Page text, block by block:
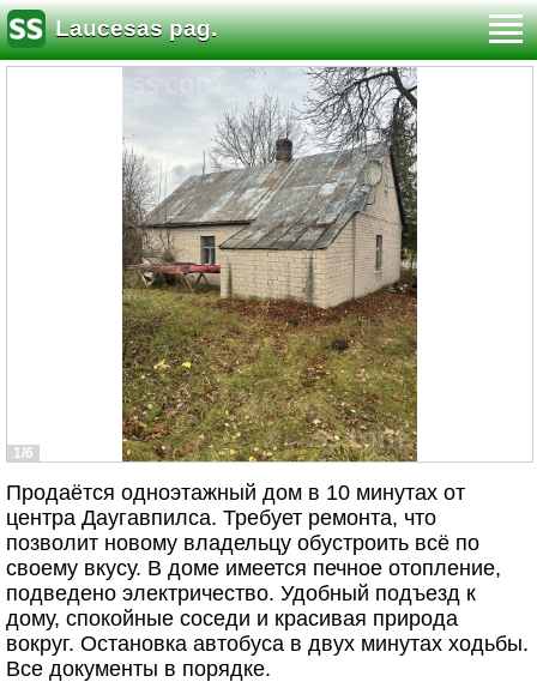
Laucesas pag.
1/6
Продаётся одноэтажный дом в 10 минутах от
центра Даугавпилса. Требует ремонта, что
позволит новому владельцу обустроить всё по
своему вкусу. В доме имеется печное отопление,
подведено электричество. Удобный подъезд к
дому, спокойные соседи и красивая природа
вокруг. Остановка автобуса в двух минутах ходьбы.
Все документы в порядке.